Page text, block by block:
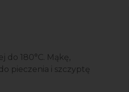
do 180°C. Mąkę,
pieczenia i szczyptę